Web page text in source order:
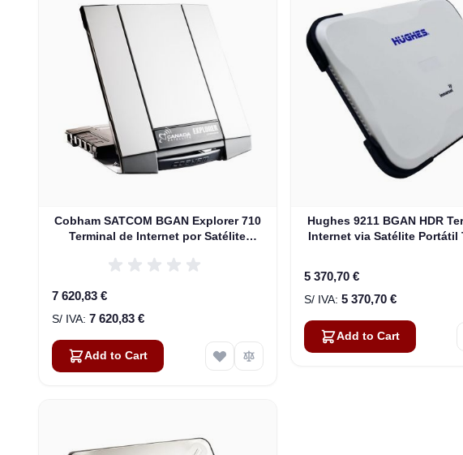
Cobham SATCOM BGAN Explorer 710
Terminal de Internet por Satélite
7 620,83 €
7 620,83 €
Add to Cart
Hughes 9211 BGAN HDR
Internet via Satélite Portátil
5 370,70 €
5 370,70 €
Add to Cart